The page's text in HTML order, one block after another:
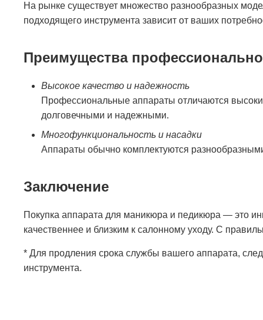
На рынке существует множество разнообразных
подходящего инструмента зависит от ваших
Преимущества
Высокое качество и надежность
Профессиональные аппараты отличаются
долговечными и надежными.
Многофункциональность и насадки
Аппараты обычно комплектуются
Заключение
Покупка аппарата для маникюра и педикюра — это
качественнее и близким к салонному уходу. С
* Для продления срока службы вашего аппарата,
инструмента.